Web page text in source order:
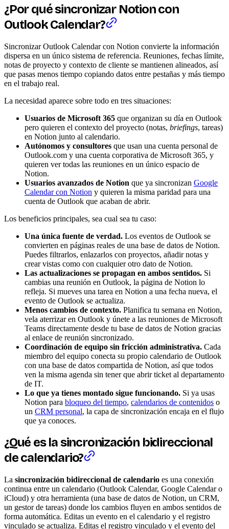
¿Por qué sincronizar Notion con
Outlook Calendar?
Sincronizar Outlook Calendar con Notion convierte la información
dispersa en un único sistema de referencia. Reuniones, fechas límite,
notas de proyecto y contexto de cliente se mantienen alineados, así
que pasas menos tiempo copiando datos entre pestañas y más tiempo
en el trabajo real.
La necesidad aparece sobre todo en tres situaciones:
Usuarios de Microsoft 365 que organizan su día en Outlook
pero quieren el contexto del proyecto (notas, briefings, tareas)
en Notion junto al calendario.
Autónomos y consultores que usan una cuenta personal de
Outlook.com y una cuenta corporativa de Microsoft 365, y
quieren ver todas las reuniones en un único espacio de
Notion.
Usuarios avanzados de Notion que ya sincronizan Google
Calendar con Notion y quieren la misma paridad para una
cuenta de Outlook que acaban de abrir.
Los beneficios principales, sea cual sea tu caso:
Una única fuente de verdad. Los eventos de Outlook se
convierten en páginas reales de una base de datos de Notion.
Puedes filtrarlos, enlazarlos con proyectos, añadir notas y
crear vistas como con cualquier otro dato de Notion.
Las actualizaciones se propagan en ambos sentidos. Si
cambias una reunión en Outlook, la página de Notion lo
refleja. Si mueves una tarea en Notion a una fecha nueva, el
evento de Outlook se actualiza.
Menos cambios de contexto. Planifica tu semana en Notion,
vela aterrizar en Outlook y únete a las reuniones de Microsoft
Teams directamente desde tu base de datos de Notion gracias
al enlace de reunión sincronizado.
Coordinación de equipo sin fricción administrativa. Cada
miembro del equipo conecta su propio calendario de Outlook
con una base de datos compartida de Notion, así que todos
ven la misma agenda sin tener que abrir ticket al departamento
de IT.
Lo que ya tienes montado sigue funcionando. Si ya usas
Notion para bloqueo del tiempo, calendarios de contenidos o
un CRM personal, la capa de sincronización encaja en el flujo
que ya conoces.
¿Qué es la sincronización bidireccional
de calendario?
La sincronización bidireccional de calendario es una conexión
continua entre un calendario (Outlook Calendar, Google Calendar o
iCloud) y otra herramienta (una base de datos de Notion, un CRM,
un gestor de tareas) donde los cambios fluyen en ambos sentidos de
forma automática. Editas un evento en el calendario y el registro
vinculado se actualiza. Editas el registro vinculado y el evento del